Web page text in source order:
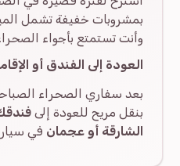
بمشروبات خفيفة تشمل
وأنت تستمتع بأجواء
العودة إلى الفندق أو
بعد سفاري الصحراء
بنقل مريح للعودة إلى
الشارقة أو عجمان في